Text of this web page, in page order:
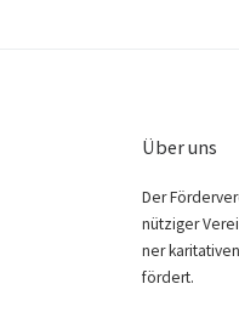
Über uns
Der
nüt­zi­ger
ner
fördert.